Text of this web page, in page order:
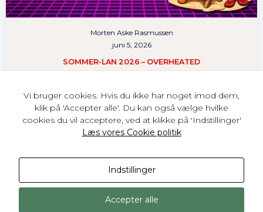
Morten Aske Rasmussen
juni 5, 2026
SOMMER-LAN 2026 – OVERHEATED
Vi bruger cookies. Hvis du ikke har noget imod dem,
klik på 'Accepter alle'. Du kan også vælge hvilke
cookies du vil acceptere, ved at klikke på 'Indstillinger'
Læs vores Cookie politik
Indstillinger
Accepter alle
behavior as
you visit our
site, you
seeing
content and
offers.